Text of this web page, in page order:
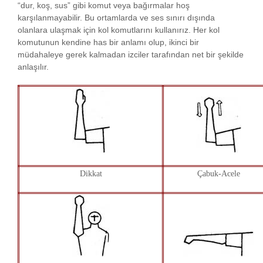
“dur, koş, sus” gibi komut veya bağırmalar hoş
karşılanmayabilir. Bu ortamlarda ve ses sınırı dışında
olanlara ulaşmak için kol komutlarını kullanırız. Her kol
komutunun kendine has bir anlamı olup, ikinci bir
müdahaleye gerek kalmadan izciler tarafından net bir şekilde
anlaşılır.
Dikkat Çabuk-Acele